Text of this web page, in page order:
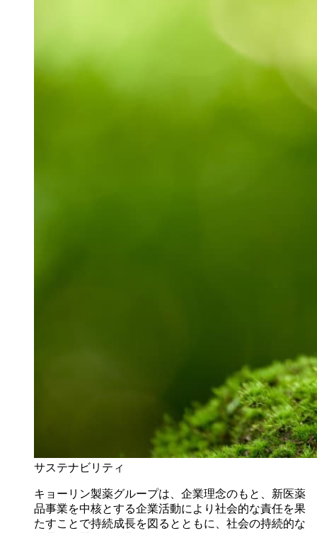
サステナビリティ
キョーリン製薬グループは、企業理念のもと、新医薬
品事業を中核とする企業活動により社会的な責任を果
たすことで持続成長を図るとともに、社会の持続的な